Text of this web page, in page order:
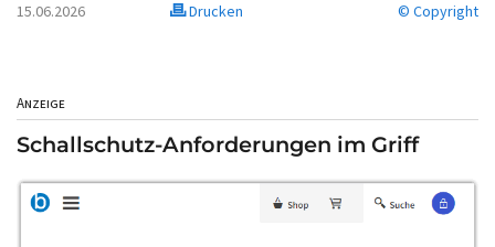
15.06.2026 Drucken © Copyright
Anzeige
Schallschutz-Anforderungen im Griff